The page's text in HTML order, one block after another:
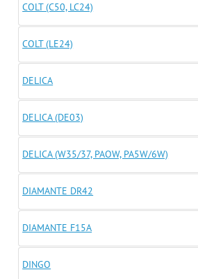
COLT (C50, LC24)
COLT (LE24)
DELICA
DELICA (DE03)
DELICA (W35/37, PAOW, PA5W/6W)
DIAMANTE DR42
DIAMANTE F15A
DINGO